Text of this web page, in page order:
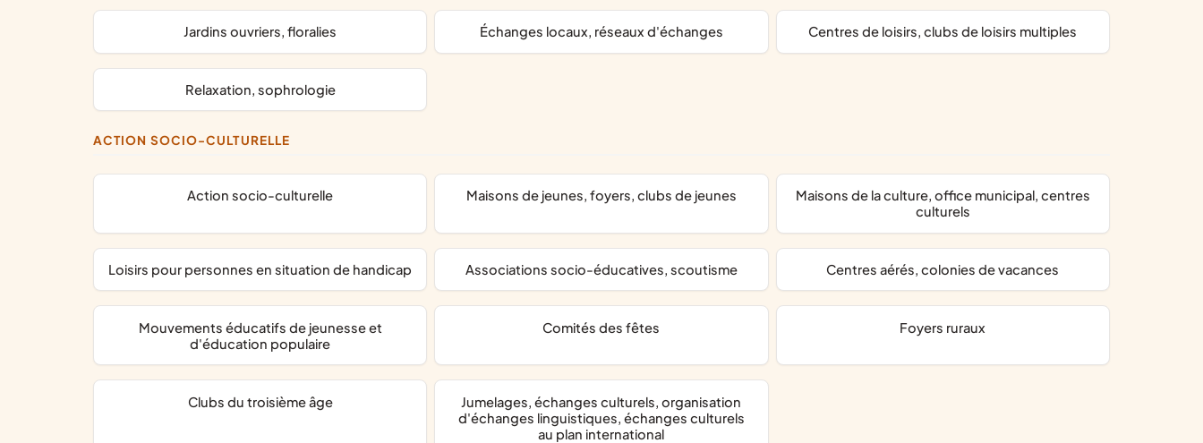
jardins ouvriers, floralies échanges locaux, réseaux d'échanges centres de loisirs, clubs de loisirs multiples
relaxation, sophrologie
ACTION SOCIO-CULTURELLE
action socio-culturelle maisons de jeunes, foyers, clubs de jeunes
maisons de la culture, office municipal, centres
culturels
loisirs pour personnes en situation de handicap associations socio-éducatives, scoutisme centres aérés, colonies de vacances
mouvements éducatifs de jeunesse et
d'éducation populaire
comités des fêtes foyers ruraux
clubs du troisième âge
jumelages, échanges culturels, organisation
d'échanges linguistiques, échanges culturels
au plan international